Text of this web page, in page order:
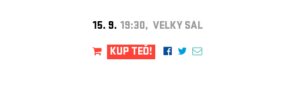
15. 9. 19:30, VELKÝ SÁL
KUP TEĎ!